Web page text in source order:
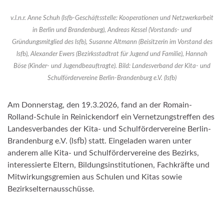
v.l.n.r. Anne Schuh (lsfb-Geschäftsstelle: Kooperationen und Netzwerkarbeit
in Berlin und Brandenburg), Andreas Kessel (Vorstands- und
Gründungsmitglied des lsfb), Susanne Altmann (Beisitzerin im Vorstand des
lsfb), Alexander Ewers (Bezirksstadtrat für Jugend und Familie), Hannah
Böse (Kinder- und Jugendbeauftragte). Bild: Landesverband der Kita- und
Schulfördervereine Berlin-Brandenburg e.V. (lsfb)
Am Donnerstag, den 19.3.2026, fand an der Romain-
Rolland-Schule in Reinickendorf ein Vernetzungstreffen des
Landesverbandes der Kita- und Schulfördervereine Berlin-
Brandenburg e.V. (lsfb) statt. Eingeladen waren unter
anderem alle Kita- und Schulfördervereine des Bezirks,
interessierte Eltern, Bildungsinstitutionen, Fachkräfte und
Mitwirkungsgremien aus Schulen und Kitas sowie
Bezirkselternausschüsse.